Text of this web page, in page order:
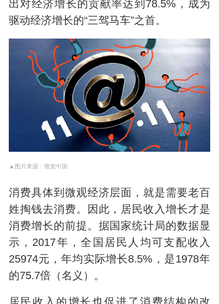
出对经济增长的贡献率达到78.5%，成为
驱动经济增长的“三驾马车”之首。
▲图片来源：视觉中国
消费具体到微观经济层面，就是需要老百
姓掏钱去消费。因此，居民收入增长才是
消费增长的前提。据国家统计局的数据显
示，2017年，全国居民人均可支配收入
25974元，年均实际增长8.5%，是1978年
的75.7倍（名义）。